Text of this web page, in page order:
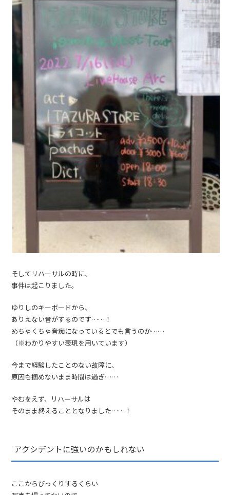
そしてリハーサルの時に、
事件は起こりました。
ゆりしのキーボードから、
ありえない音がするのです……！
めちゃくちゃ音痴になっているとでも言うのか……
（※わかりやすい表現を用いています）
今まで経験したことのない故障に、
原因も掴めないまま時間は過ぎ……
やむをえず、リハーサルは
そのまま終えることとなりました……！
アクシデントに強いのかもしれない
ここからびっくりするくらい